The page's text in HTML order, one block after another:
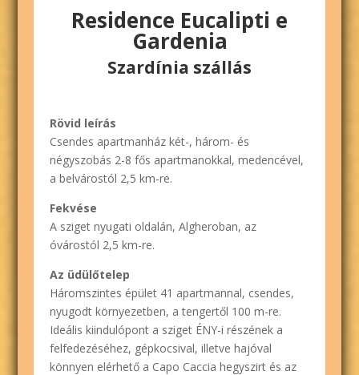
Residence Eucalipti e
Gardenia
Szardínia szállás
Rövid leírás
Csendes apartmanház két-, három- és
négyszobás 2-8 fős apartmanokkal, medencével,
a belvárostól 2,5 km-re.
Fekvése
A sziget nyugati oldalán, Algheroban, az
óvárostól 2,5 km-re.
Az üdülőtelep
Háromszintes épület 41 apartmannal, csendes,
nyugodt környezetben, a tengertől 100 m-re.
Ideális kiindulópont a sziget ÉNY-i részének a
felfedezéséhez, gépkocsival, illetve hajóval
könnyen elérhető a Capo Caccia hegyszirt és az